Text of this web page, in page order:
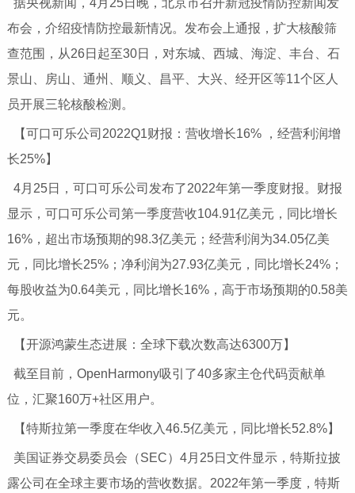
据央视新闻，4月25日晚，北京市召开新冠疫情防控新闻发
布会，介绍疫情防控最新情况。发布会上通报，扩大核酸筛
查范围，从26日起至30日，对东城、西城、海淀、丰台、石
景山、房山、通州、顺义、昌平、大兴、经开区等11个区人
员开展三轮核酸检测。
【可口可乐公司2022Q1财报：营收增长16% ，经营利润增
长25%】
4月25日，可口可乐公司发布了2022年第一季度财报。财报
显示，可口可乐公司第一季度营收104.91亿美元，同比增长
16%，超出市场预期的98.3亿美元；经营利润为34.05亿美
元，同比增长25%；净利润为27.93亿美元，同比增长24%；
每股收益为0.64美元，同比增长16%，高于市场预期的0.58美
元。
【开源鸿蒙生态进展：全球下载次数高达6300万】
截至目前，OpenHarmony吸引了40多家主仓代码贡献单
位，汇聚160万+社区用户。
【特斯拉第一季度在华收入46.5亿美元，同比增长52.8%】
美国证券交易委员会（SEC）4月25日文件显示，特斯拉披
露公司在全球主要市场的营收数据。2022年第一季度，特斯